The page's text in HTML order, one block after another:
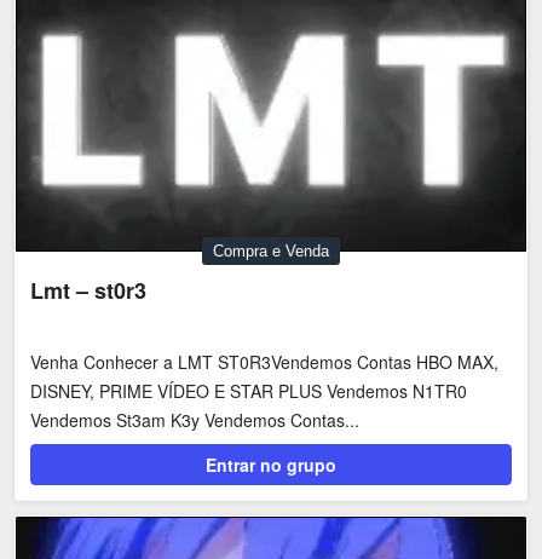
Compra e Venda
Lmt – st0r3
Venha Conhecer a LMT ST0R3Vendemos Contas HBO MAX,
DISNEY, PRIME VÍDEO E STAR PLUS Vendemos N1TR0
Vendemos St3am K3y Vendemos Contas...
Entrar no grupo